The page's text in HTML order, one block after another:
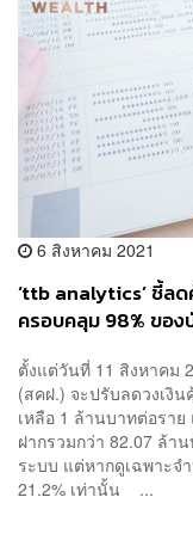
6 สิงหาคม 2021
‘ttb analytics’ ชี้ลด
ครอบคลุม 98% ขอ
ตั้งแต่วันที่ 11 สิงหาคม
(สคฝ.) จะปรับลดวงเงิ
เหลือ 1 ล้านบาทต่อรา
ฝากรวมกว่า 82.07 ล้า
ระบบ แต่หากดูเฉพาะจ
21.2% เท่านั้น ...